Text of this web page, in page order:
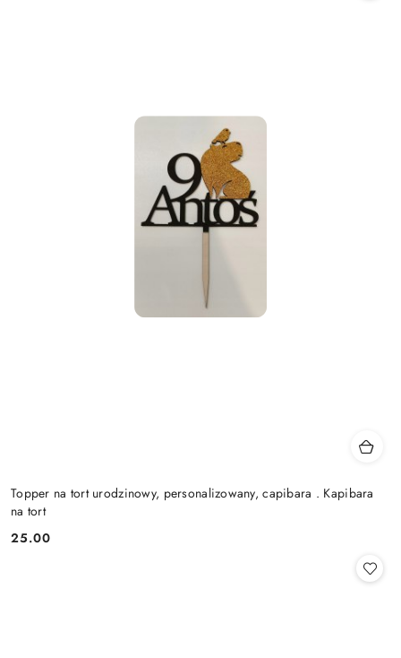
Topper na tort urodzinowy, personalizowany, capibara . Kapibara
na tort
Cena:
25.00